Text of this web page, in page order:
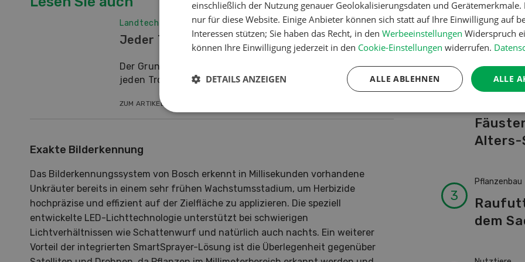
Landtechnik
Jeder Tropfen genau aufs Ziel
Der Grundsatz eines gezielten Pflanzenschutzes ist es,
jeden Tropfen exakt zu platzieren und nicht i...
ZUM ARTIKEL
Exakte Bilderkennung
Das Bilderkennungssystem von Bosch erkennt in Millisekunden vorhandene
Unkräuter bereits in einem sehr frühen Wachstumsstadium, um Herbizide
hochpräzise und effizient auf der Zielfläche zu applizieren. Die speziell
entwickelte LED-Lichttechnologie unterstützt bei schwierigen
Lichtverhältnissen wie Schattenwurf und natürlich auch nachts. Ein weiterer
Vorteil der integrierten SmartSprayer-Lösung ist die Überlegenheit gegenüber
von A-
Alters-
Pflanzenbau
dem
einschließlich der Nutzung genauer Geolokalisierungsdaten und
nur für diese Website. Einige Anbieter können sich statt auf Ihre Einwilligung auf
Interessen stützen; Sie haben das Recht, in den Werbeeinstellungen Widerspruch
können Ihre Einwilligung jederzeit in den Cookie-Einstellungen widerrufen.
ALLE
ALLE ABLEHNEN
DETAILS ANZEIGEN